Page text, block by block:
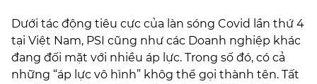
Dưới tác động tiêu cực của làn sóng Covid lần thứ 4
tại Việt Nam, PSI cũng như các Doanh nghiệp khác
đang đối mặt với nhiều áp lực. Trong số đó, có cả
những “áp lực vô hình” khôg thể gọi thành tên. Tất